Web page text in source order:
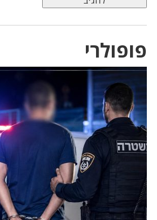
פופולרי